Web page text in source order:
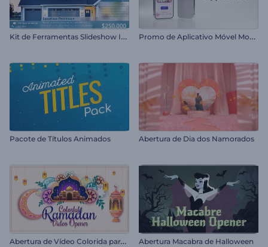
K
it de Ferramentas Slideshow Imobiliário P
romo de Aplicativo Móvel Moderno
Pacote de Títulos Animados Abertura de Dia dos Namorados
A
bertura de Vídeo Colorida para o Ramadã Abertura Macabra de Halloween